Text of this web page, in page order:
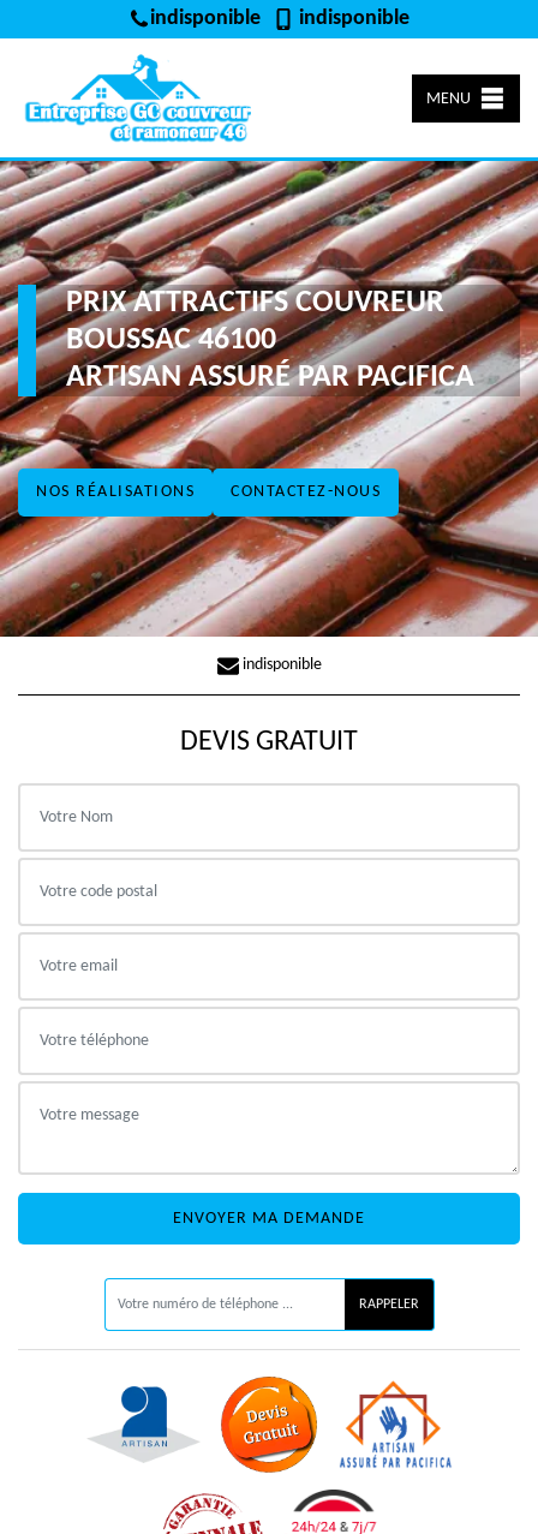
indisponible indisponible
MENU
NOS RÉALISATIONS CONTACTEZ-NOUS
PRIX ATTRACTIFS COUVREUR
BOUSSAC 46100
ARTISAN ASSURÉ PAR PACIFICA
indisponible
DEVIS GRATUIT